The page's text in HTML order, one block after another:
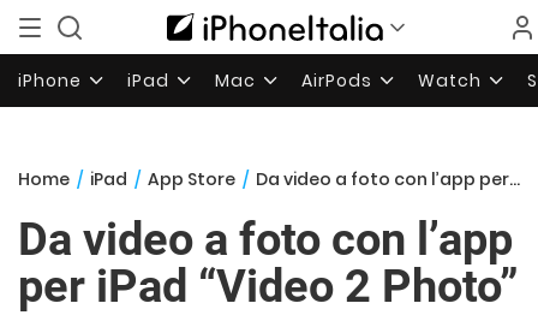
iPhone iPad Mac AirPods Watch
Home / iPad / App Store / Da video a foto con l’app per iPad “Video 2 Photo”
Da video a foto con l’app
per iPad “Video 2 Photo”